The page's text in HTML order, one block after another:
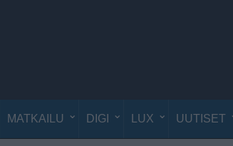
MATKAILU DIGI LUX UUTISET